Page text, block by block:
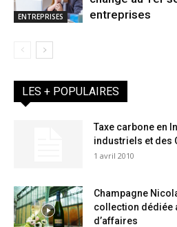
ENTREPRISES
entreprises
LES + POPULAIRES
Taxe carbone en
industriels et des
1 avril 2010
Champagne
collection dédiée
d’affaires